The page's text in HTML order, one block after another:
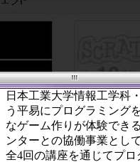
日本工業大学情報工学科
う平易にプログラミング
なゲーム作りが体験でき
ンターとの協働事業とし
全4回の講座を通じてプ